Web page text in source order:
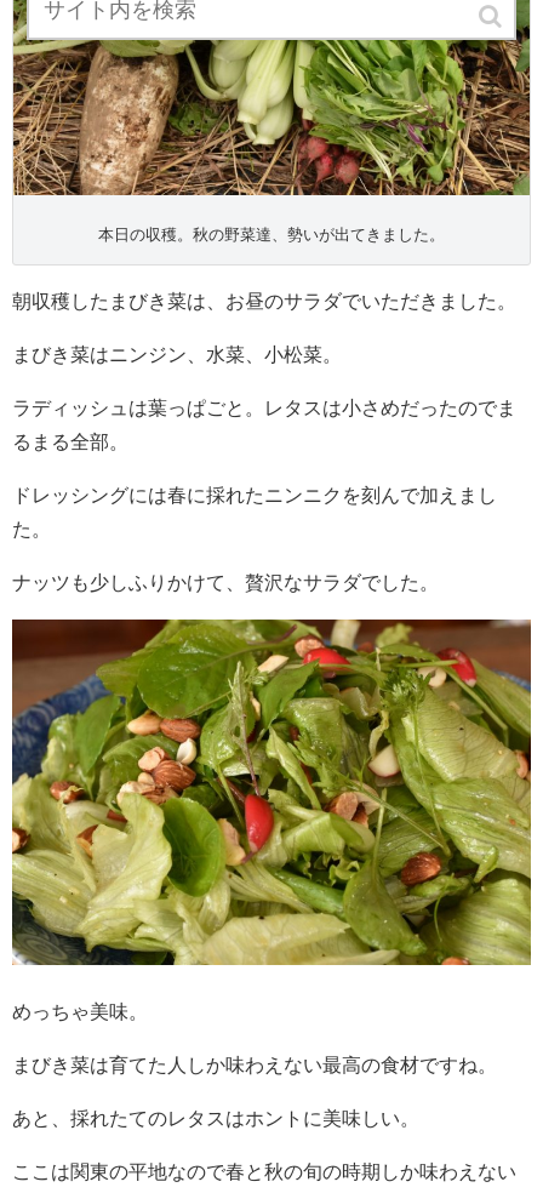
本日の収穫。秋の野菜達、勢いが出てきました。
朝収穫したまびき菜は、お昼のサラダでいただきました。
まびき菜はニンジン、水菜、小松菜。
ラディッシュは葉っぱごと。レタスは小さめだったのでま
るまる全部。
ドレッシングには春に採れたニンニクを刻んで加えまし
た。
ナッツも少しふりかけて、贅沢なサラダでした。
めっちゃ美味。
まびき菜は育てた人しか味わえない最高の食材ですね。
あと、採れたてのレタスはホントに美味しい。
ここは関東の平地なので春と秋の旬の時期しか味わえない